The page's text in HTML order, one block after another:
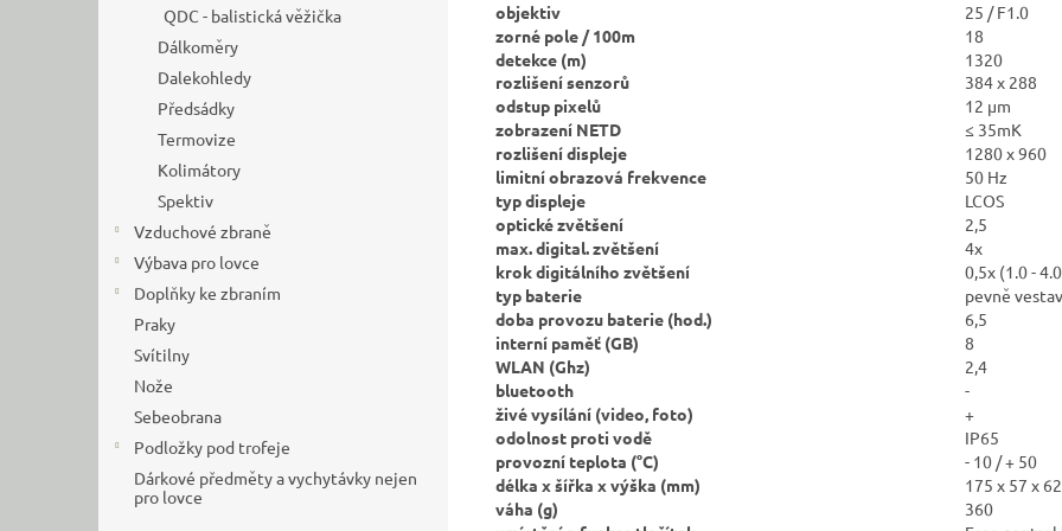
QDC - balistická věžička
Dálkoměry
Dalekohledy
Předsádky
Termovize
Kolimátory
Spektiv
Vzduchové zbraně
Výbava pro lovce
Doplňky ke zbraním
Praky
Svítilny
Nože
Sebeobrana
Podložky pod trofeje
Dárkové předměty a vychytávky nejen
pro lovce
objektiv
25 / F1.0
zorné pole / 100m
18
detekce (m)
1320
rozlišení senzorů
384 x 288
odstup pixelů
12 μm
zobrazení NETD
≤ 35mK
rozlišení displeje
1280 x 960
limitní obrazová frekvence
50 Hz
typ displeje
LCOS
optické zvětšení
2,5
max. digital. zvětšení
4x
krok digitálního zvětšení
0,5x (1.0 -
typ baterie
pevně
doba provozu baterie (hod.)
6,5
interní paměť (GB)
8
WLAN (Ghz)
2,4
bluetooth
-
živé vysílání (video, foto)
+
odolnost proti vodě
IP65
provozní teplota (°C)
- 10 / + 50
délka x šířka x výška (mm)
175 x 57 x 62
váha (g)
360